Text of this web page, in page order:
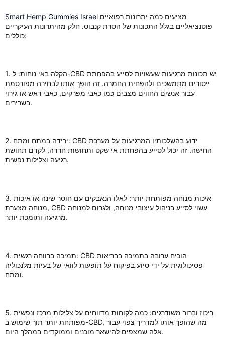
Smart Hemp Gummies Israel
פוטנציאליים בגלל התכונות של הסרת קנבוס. חלק מהיתרונות העיקריים
כוללים:
1. הקלה באי נוחות: ל-CBD יש תכונות מרגיעות שעשויות לסייע בהפחתת
ייסורים מתמשכים ולהפחית החמרה. זה הופך אותו לבחירה מפורסמת
עבור אנשים החווים מצבים כמו כאבי מפרקים, כאבי ראש או גירוי
בשרירים.
2. ירידה במתח ומתח: CBD ידוע בהשלכותיו המרגיעות על מערכת
החישה. זה יכול לסייע בהפחתת אי שקט ותחושות חרדה, לקדם תחושת
רגיעה וצלילות נפשית.
3. איכות מנוחה מפותחת יותר: לאלו הנאבקים עם חוסר שינה או איכות
מנוחה מצערת, CBD עשוי לסייע בניהול עיצובי מנוחה, ולגרום למנוחה
מרגיעה ותומכת יותר.
4. תמיכה ברווחה רגשית: CBD הוכיח ערובה בתמיכה בבריאות
פסיכולוגית על ידי סיוע בפיקוח על תופעות לוואי של בעיות מלנכוליה
ומתח.
5. ריכוז וברור משודרגים: כמה לקוחות מדווחים על צלילות מרכז ונפשית
מפותחת יותר תוך שימוש ב-CBD, מה שהופך אותו למדריך צפוי עבור
אלה שמצפים להישאר מוכנים וממוקדים במהלך היום.